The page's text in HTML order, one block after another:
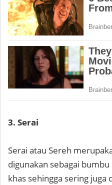
3. Serai
Serai atau Sereh
digunakan sebagai
khas sehingga sering juga